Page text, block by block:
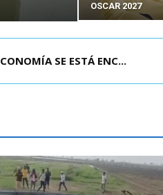
OSCAR 2027
DEJA AL MENOS NUEVE MU...